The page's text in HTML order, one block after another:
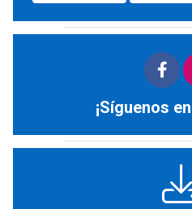
¡Síguenos